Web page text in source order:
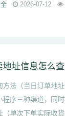
2026-07-12
方法（当日订单地
程序三种渠道，同
单次下单实际收货